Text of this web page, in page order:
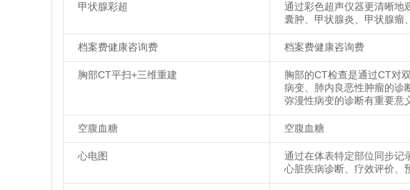
甲状腺彩超
通过彩色超声仪器更清晰地
囊肿、甲状腺炎、甲状腺瘤
档案费健康咨询费 档案费健康咨询费
胸部CT平扫+三维重建
胸部的CT检查是通过CT对
病变、肺内良恶性肿瘤的诊
弥漫性病变的诊断有重要意
空腹血糖 空腹血糖
心电图
通过在体表特定部位同步记
心脏疾病诊断、疗效评价、